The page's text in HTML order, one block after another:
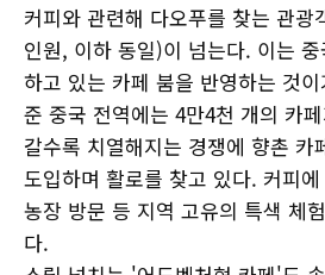
커피와 관련해 다오푸를 찾는 관광
인원, 이하 동일)이 넘는다. 이는
하고 있는 카페 붐을 반영하는 것
준 중국 전역에는 4만4천 개의 카
갈수록 치열해지는 경쟁에 향촌
도입하며 활로를 찾고 있다. 커피
농장 방문 등 지역 고유의 특색 체
다.